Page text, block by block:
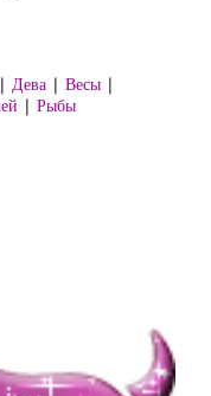
| Дева | Весы |
| Рыбы